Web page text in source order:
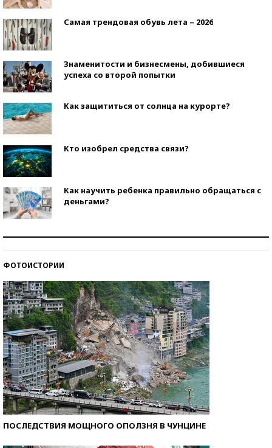
Самая трендовая обувь лета – 2026
Знаменитости и бизнесмены, добившиеся
успеха со второй попытки
Как защититься от солнца на курорте?
Кто изобрел средства связи?
Как научить ребенка правильно обращаться с
деньгами?
ФОТОИСТОРИИ
ПОСЛЕДСТВИЯ МОЩНОГО ОПОЛЗНЯ В ЧУНЦИНЕ